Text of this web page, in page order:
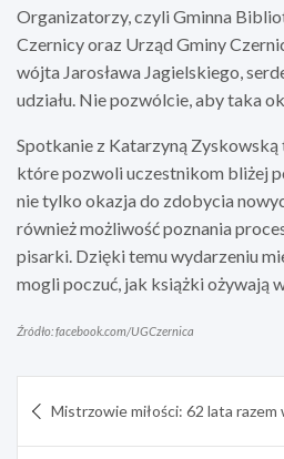
Organizatorzy, czyli Gminna
Czernicy oraz Urząd Gminy
wójta Jarosława Jagielskiego,
udziału. Nie pozwólcie, aby taka
Spotkanie z Katarzyną
które pozwoli uczestnikom bliżej
nie tylko okazja do zdobycia
również możliwość poznania
pisarki. Dzięki temu wydarzeniu
mogli poczuć, jak książki ożywają
Źródło: facebook.com/UGCzernica
wpisu
Mistrzowie miłości: 62 lata razem